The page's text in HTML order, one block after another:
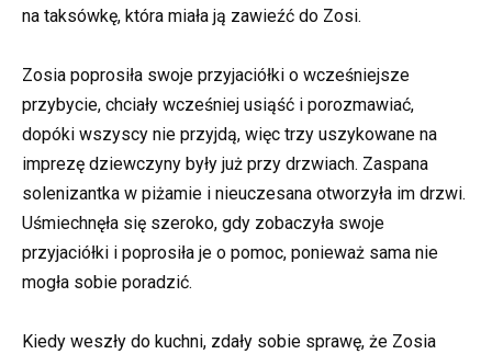
na taksówkę, która miała ją zawieźć do Zosi.
Zosia poprosiła swoje przyjaciółki o wcześniejsze
przybycie, chciały wcześniej usiąść i porozmawiać,
dopóki wszyscy nie przyjdą, więc trzy uszykowane na
imprezę dziewczyny były już przy drzwiach. Zaspana
solenizantka w piżamie i nieuczesana otworzyła im drzwi.
Uśmiechnęła się szeroko, gdy zobaczyła swoje
przyjaciółki i poprosiła je o pomoc, ponieważ sama nie
mogła sobie poradzić.
Kiedy weszły do kuchni, zdały sobie sprawę, że Zosia